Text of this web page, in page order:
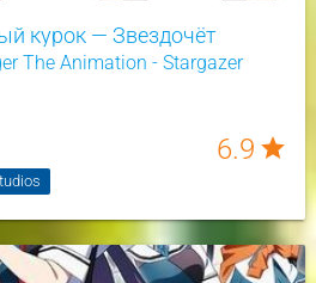
курок — Звездочёт
The Animation - Stargazer
6.9 star